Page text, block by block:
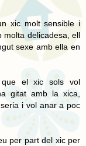
xic molt sensible i
molta delicadesa, ell
sexe amb ella en
que el xic sols vol
gitat amb la xica,
i vol anar a poc
per part del xic per